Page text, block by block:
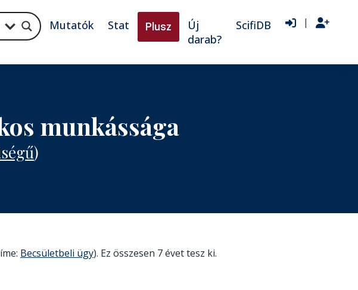
Mutatók Stat Plusz
Új
darab?
ScifiDB |
munkássága
)
Becsületbeli ügy). Ez összesen 7 évet tesz ki.